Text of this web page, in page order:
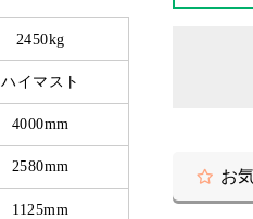
2450kg
ハイマスト
4000mm
2580mm
1125mm
お